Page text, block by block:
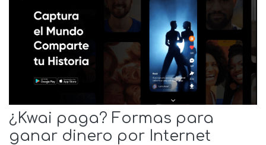
¿Kwai paga? Formas para
ganar dinero por Internet